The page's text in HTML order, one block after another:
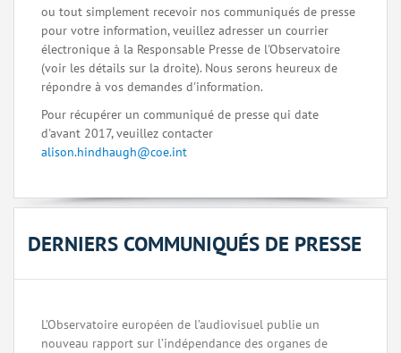
ou tout simplement recevoir nos communiqués de presse
pour votre information, veuillez adresser un courrier
électronique à la Responsable Presse de l'Observatoire
(voir les détails sur la droite). Nous serons heureux de
répondre à vos demandes d'information.
Pour récupérer un communiqué de presse qui date
d'avant 2017, veuillez contacter
alison.hindhaugh@coe.int
DERNIERS COMMUNIQUÉS DE PRESSE
L’Observatoire européen de l’audiovisuel publie un
nouveau rapport sur l’indépendance des organes de